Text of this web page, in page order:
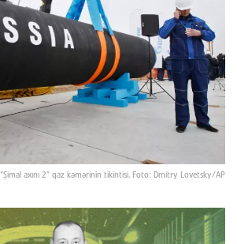
“Şimal axını 2” qaz kəmərinin tikintisi. Foto: Dmitry Lovetsky/AP